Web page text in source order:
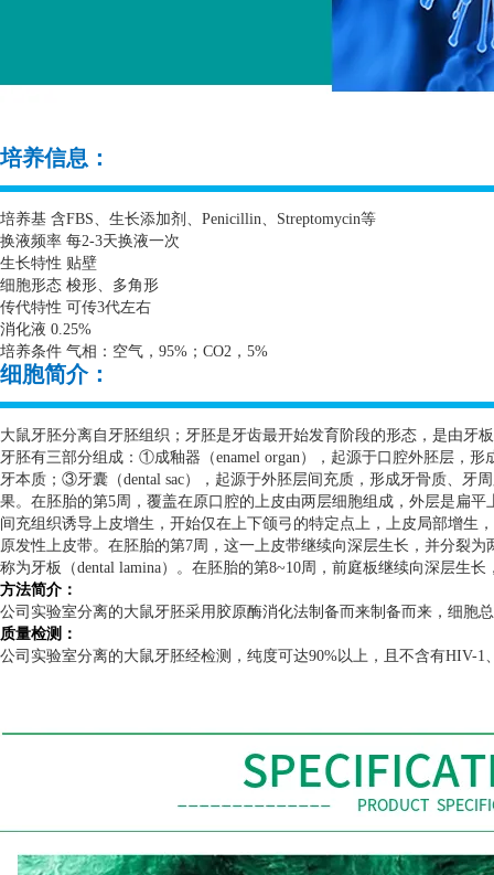
培养信息：
培养基 含FBS、生长添加剂、 Penicillin、 Streptomycin等
换液频率 每2-3天换液一次
生长特性 贴壁
细胞形态 梭形、多角形
传代特性 可传3代左右
消化液 0.25%
培养条件 气相：空气， 95% ； CO2 ， 5%
细胞简介：
大鼠牙胚分离自牙胚组织；牙胚是牙齿最开始发育阶段的形态，是由牙
牙胚有三部分组成：①成釉器（enamel organ），起源于口腔外胚层，
牙本质；③牙囊（dental sac），起源于外胚层间充质，形成牙骨质、牙
果。在胚胎的第5周，覆盖在原口腔的上皮由两层细胞组成，外层是扁
间充组织诱导上皮增生，开始仅在上下颌弓的特定点上，上皮局部增生
原发性上皮带。在胚胎的第7周，这一上皮带继续向深层生长，并分裂
称为牙板（dental lamina）。在胚胎的第8~10周，前庭板继续向深层生长
方法简介：
公司实验室分离的大鼠牙胚采用胶原酶消化法制备而来制备而来，细胞
质量检测：
公司实验室分离的大鼠牙胚经检测，纯度可达90%以上，且不含有HIV-1